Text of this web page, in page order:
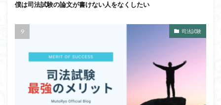
僕は司法試験の論文が書けない人をなくしたい
司法試験